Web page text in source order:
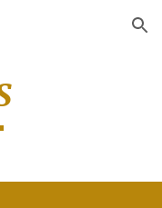
Skip to navigation